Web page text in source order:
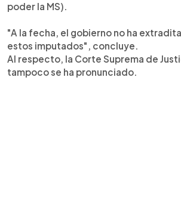
poder la MS).
"A la fecha, el gobierno no ha
estos imputados", concluye.
Al respecto, la Corte Suprema de
tampoco se ha pronunciado.